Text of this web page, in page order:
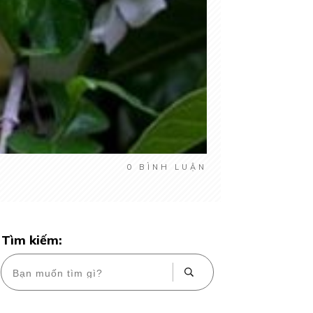
0 BÌNH LUẬN
Tìm kiếm: